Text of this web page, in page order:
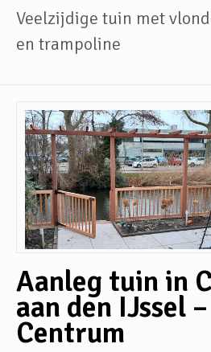
Veelzijdige tuin met
en trampoline
Aanleg tuin in
aan den IJssel –
Centrum